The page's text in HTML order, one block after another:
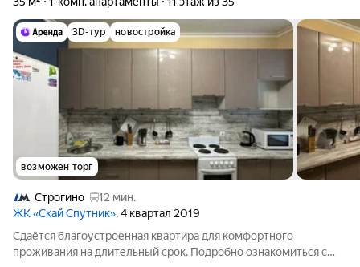
3D-тур новостройка
возможен торг
Строгино
12 мин.
ЖК «Скай Спутник», 4 квартал 2019
Сдаётся благоустроенная квартира для комфортного
проживания на длительный срок. Подробно ознакомиться с